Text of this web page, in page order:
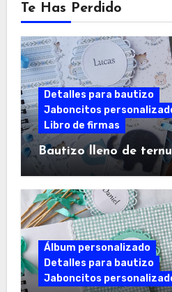
Te Has Perdido
Detalles para bautizo
Jaboncitos
Libro de firmas
Bautizo lleno de
Álbum personalizado
Detalles para bautizo
Jaboncitos